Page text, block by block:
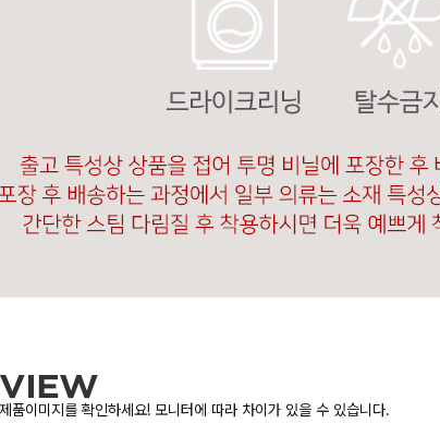
품이미지를 확인하세요! 모니터에 따라 차이가 있을 수 있습니다.